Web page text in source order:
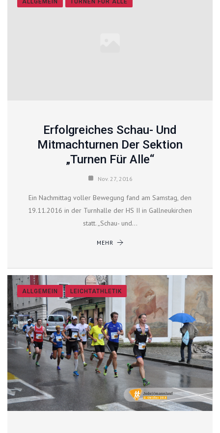
Erfolgreiches Schau- Und
Mitmachturnen Der Sektion
„Turnen Für Alle“
Nov. 27, 2016
Ein Nachmittag voller Bewegung fand am Samstag, den
19.11.2016 in der Turnhalle der HS II in Gallneukirchen
statt. „Schau- und…
MEHR
ALLGEMEIN LEICHTATHLETIK